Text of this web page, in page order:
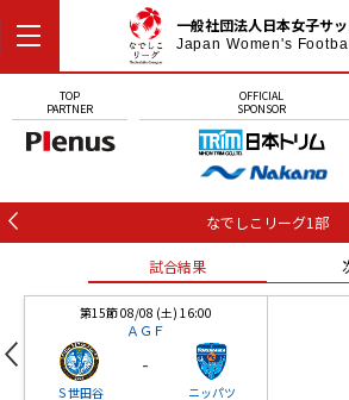
一般社団法人日本女子サ
Japan Women's
TOP
PARTNER
OFFICIAL
SPONSOR
なでしこリーグ1部
試合結果
第15節 08/08 (土) 16:00
ＡＧＦ
Ｓ世田谷
-
ニッパツ